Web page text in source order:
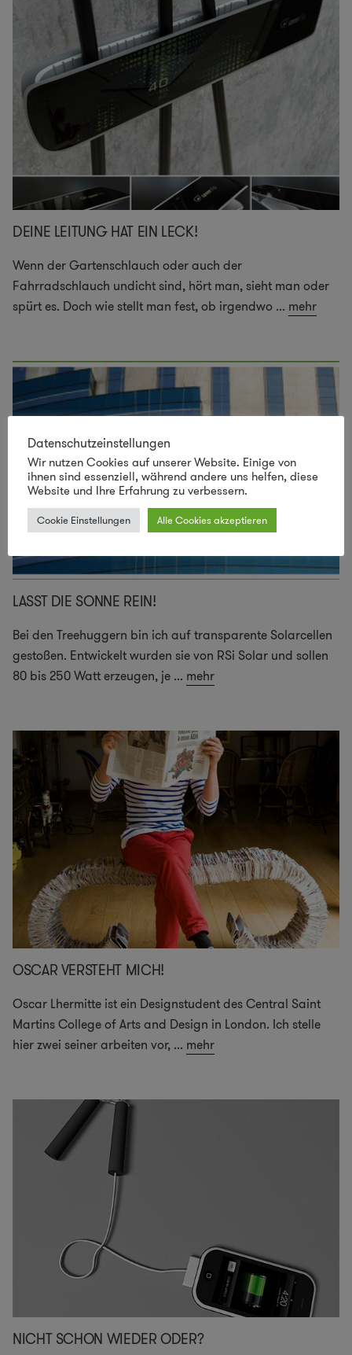
DEINE LEITUNG HAT EIN LECK!
Wenn der Gartenschlauch oder auch der
Fahrradschlauch undicht sind, hört man, sieht man oder
spürt es. Doch wie stellt man fest, ob irgendwo ... mehr
LASST DIE SONNE REIN!
Bei den Treehuggern bin ich auf transparente Solarcellen
gestoßen. Entwickelt wurden sie von RSi Solar und sollen
80 bis 250 Watt erzeugen, je ... mehr
OSCAR VERSTEHT MICH!
Oscar Lhermitte ist ein Designstudent des Central Saint
Martins College of Arts and Design in London. Ich stelle
hier zwei seiner arbeiten vor, ... mehr
NICHT SCHON WIEDER ODER?
Datenschutzeinstellungen
Wir nutzen Cookies auf unserer Website. Einige von
ihnen sind essenziell, während andere uns helfen, diese
Website und Ihre Erfahrung zu verbessern.
Cookie Einstellungen Alle Cookies akzeptieren